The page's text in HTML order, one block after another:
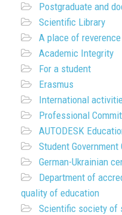
Postgraduate and
Scientific Library
A place of
Academic Integrity
For a student
Erasmus
International
Professional
AUTODESK
Student Government
German-Ukrainian
Department of
quality of education
Scientific society of